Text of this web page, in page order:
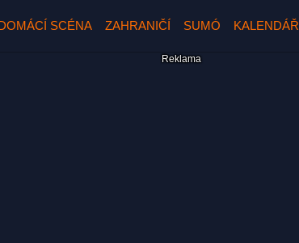
SCÉNA ZAHRANIČÍ SUMÓ KALENDÁŘ